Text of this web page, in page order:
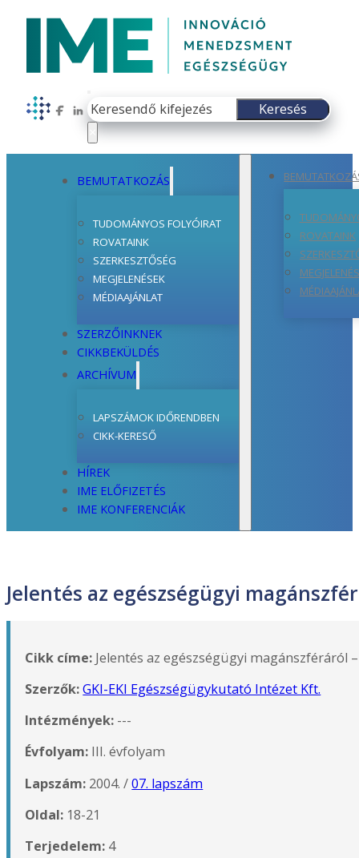
Follow us on Facebook
Follow us on LinkedIn
Keresés
Keresés
BEMUTATKOZÁS
TUDOMÁNYOS FOLYÓIRAT
ROVATAINK
SZERKESZTŐSÉG
MEGJELENÉSEK
MÉDIAAJÁNLAT
SZERZŐINKNEK
CIKKBEKÜLDÉS
ARCHÍVUM
LAPSZÁMOK IDŐRENDBEN
CIKK-KERESŐ
HÍREK
IME ELŐFIZETÉS
IME KONFERENCIÁK
ROVATAINK
Jelentés az egészségügyi
Cikk címe: Jelentés az egészségügyi magánszféráról
Szerzők:GKI-EKI Egészségügykutató Intézet Kft.
Intézmények: ---
Évfolyam: III. évfolyam
Lapszám: 2004. /07. lapszám
Oldal: 18-21
Terjedelem: 4